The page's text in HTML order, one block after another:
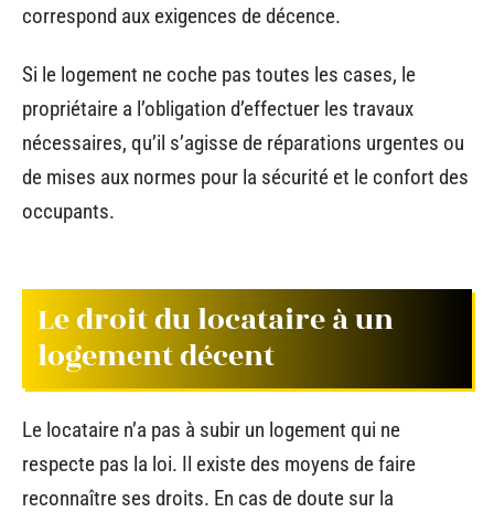
correspond aux exigences de décence.
Si le logement ne coche pas toutes les cases, le
propriétaire a l’obligation d’effectuer les travaux
nécessaires, qu’il s’agisse de réparations urgentes ou
de mises aux normes pour la sécurité et le confort des
occupants.
Le droit du locataire à un
logement décent
Le locataire n’a pas à subir un logement qui ne
respecte pas la loi. Il existe des moyens de faire
reconnaître ses droits. En cas de doute sur la